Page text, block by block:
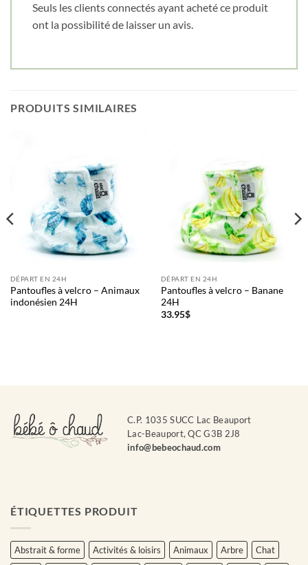
Seuls les clients connectés ayant acheté ce produit
ont la possibilité de laisser un avis.
PRODUITS SIMILAIRES
DÉPART EN 24H
Pantoufles à velcro – Animaux
indonésien 24H
DÉPART EN 24H
Pantoufles à velcro – Banane
24H
33.95$
C.P. 1035 SUCC Lac Beauport
Lac-Beauport, QC G3B 2J8
info@bebeochaud.com
ÉTIQUETTES PRODUIT
Abstrait & forme Activités & loisirs Animaux Arbre
Chat